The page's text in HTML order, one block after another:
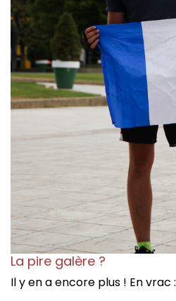
La pire galère ?
Il y en a encore plus ! En vrac :